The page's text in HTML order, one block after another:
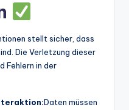
stellt sicher, dass
Die Verletzung dieser
Fehlern in der
Daten müssen